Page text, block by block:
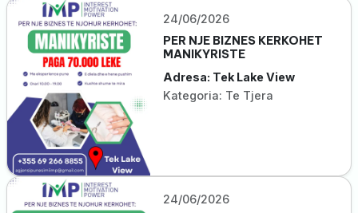
24/06/2026
PER NJE BIZNES KERKOHET
MANIKYRISTE
Adresa: Tek Lake View
Kategoria: Te Tjera
24/06/2026